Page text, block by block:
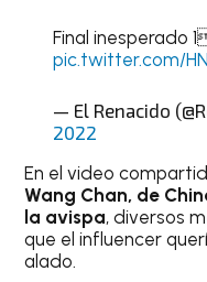
Final inesperado
pic.twitter.com/
— El Renacido
2022
En el video
Wang Chan, de
la avispa, diversos
que el influencer
alado.